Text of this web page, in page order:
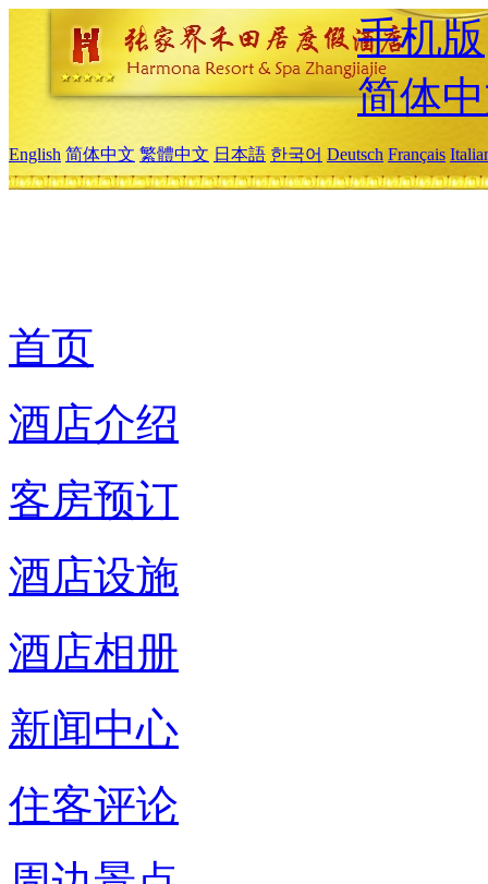
手机版
简体
English 简体中文 繁體中文 日本語 한국어 Deutsch Français
首页
酒店介绍
客房预订
酒店设施
酒店相册
新闻中心
住客评论